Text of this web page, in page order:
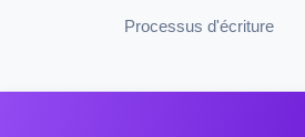
Processus d'écriture